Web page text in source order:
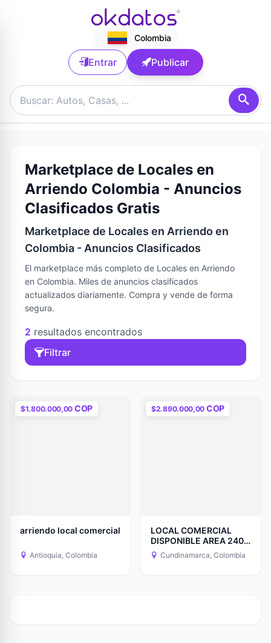
Colombia
Entrar Publicar
Marketplace de Locales en
Arriendo Colombia - Anuncios
Clasificados Gratis
Marketplace de Locales en Arriendo en
Colombia - Anuncios Clasificados
El marketplace más completo de Locales en Arriendo
en Colombia. Miles de anuncios clasificados
actualizados diariamente. Compra y vende de forma
segura.
2 resultados encontrados
Filtrar
$1.800.000,00 COP
arriendo local comercial
Antioquia, Colombia
$2.890.000,00 COP
LOCAL COMERCIAL
DISPONIBLE AREA 240
MTRSCundinamarca, Colombia